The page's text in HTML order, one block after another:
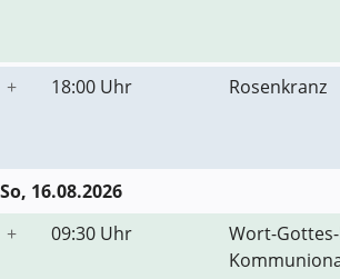
+ 18:00 Uhr
Rosenkranz
So, 16.08.2026
+
09:30 Uhr
Wort-